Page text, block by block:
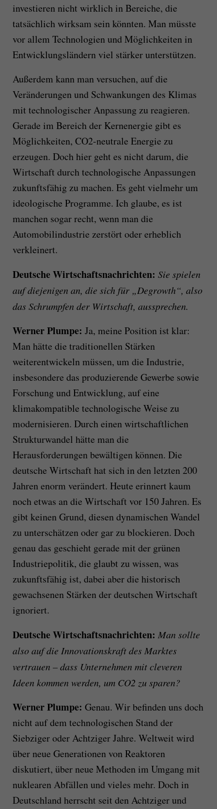
investieren nicht wirklich in Bereiche, die
tatsächlich wirksam sein könnten. Man müsste
vor allem Technologien und Möglichkeiten in
Entwicklungsländern viel stärker unterstützen.
Außerdem kann man versuchen, auf die
Veränderungen und Schwankungen des Klimas
mit technologischer Anpassung zu reagieren.
Gerade im Bereich der Kernenergie gibt es
Möglichkeiten, CO2-neutrale Energie zu
erzeugen. Doch hier geht es nicht darum, die
Wirtschaft durch technologische Anpassungen
zukunftsfähig zu machen. Es geht vielmehr um
ideologische Programme. Ich glaube, es ist
manchen sogar recht, wenn man die
Automobilindustrie zerstört oder erheblich
verkleinert.
Deutsche Wirtschaftsnachrichten: Sie spielen
auf diejenigen an, die sich für „Degrowth“, also
das Schrumpfen der Wirtschaft, aussprechen.
Werner Plumpe: Ja, meine Position ist klar:
Man hätte die traditionellen Stärken
weiterentwickeln müssen, um die Industrie,
insbesondere das produzierende Gewerbe sowie
Forschung und Entwicklung, auf eine
klimakompatible technologische Weise zu
modernisieren. Durch einen wirtschaftlichen
Strukturwandel hätte man die
Herausforderungen bewältigen können. Die
deutsche Wirtschaft hat sich in den letzten 200
Jahren enorm verändert. Heute erinnert kaum
noch etwas an die Wirtschaft vor 150 Jahren. Es
gibt keinen Grund, diesen dynamischen Wandel
zu unterschätzen oder gar zu blockieren. Doch
genau das geschieht gerade mit der grünen
Industriepolitik, die glaubt zu wissen, was
zukunftsfähig ist, dabei aber die historisch
gewachsenen Stärken der deutschen Wirtschaft
ignoriert.
Deutsche Wirtschaftsnachrichten: Man sollte
also auf die Innovationskraft des Marktes
vertrauen – dass Unternehmen mit cleveren
Ideen kommen werden, um CO2 zu sparen?
Werner Plumpe: Genau. Wir befinden uns doch
nicht auf dem technologischen Stand der
Siebziger oder Achtziger Jahre. Weltweit wird
über neue Generationen von Reaktoren
diskutiert, über neue Methoden im Umgang mit
nuklearen Abfällen und vieles mehr. Doch in
Deutschland herrscht seit den Achtziger und